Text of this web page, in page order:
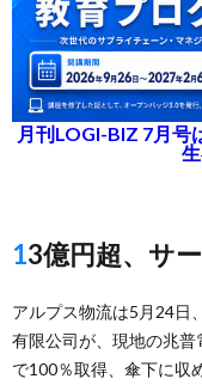
月刊LOGI-BIZ 7月号
13億円超、サ
アルプス物流は5月24日
有限公司が、現地の兆
で100％取得、傘下に収